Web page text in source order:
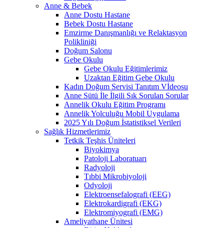
Anne & Bebek
Anne Dostu Hastane
Bebek Dostu Hastane
Emzirme Danışmanlığı ve Relaktasyon
Polikliniği
Doğum Salonu
Gebe Okulu
Gebe Okulu Eğitimlerimiz
Uzaktan Eğitim Gebe Okulu
Kadın Doğum Servisi Tanıtım Vİdeosu
Anne Sütü İle İlgili Sık Sorulan Sorular
Annelik Okulu Eğitim Programı
Annelik Yolculuğu Mobil Uygulama
2025 Yılı Doğum İstatistiksel Verileri
Sağlık Hizmetlerimiz
Tetkik Teşhis Üniteleri
Biyokimya
Patoloji Laboratuarı
Radyoloji
Tıbbi Mikrobiyoloji
Odyoloji
Elektroensefalografi (EEG)
Elektrokardigrafi (EKG)
Elektromiyografi (EMG)
Ameliyathane Ünitesi